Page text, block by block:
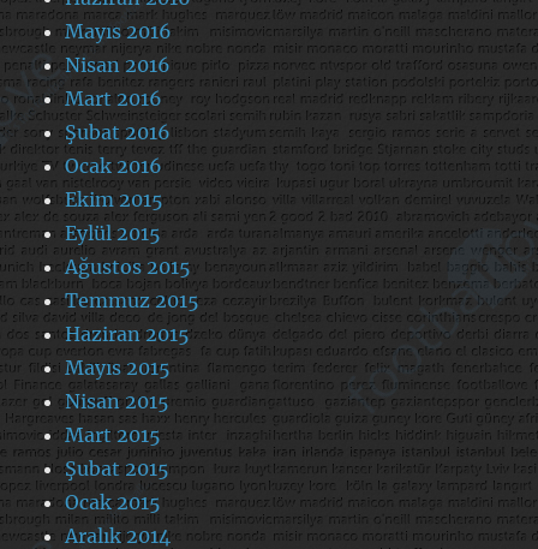
Mayıs 2016
Nisan 2016
Mart 2016
Şubat 2016
Ocak 2016
Ekim 2015
Eylül 2015
Ağustos 2015
Temmuz 2015
Haziran 2015
Mayıs 2015
Nisan 2015
Mart 2015
Şubat 2015
Ocak 2015
Aralık 2014